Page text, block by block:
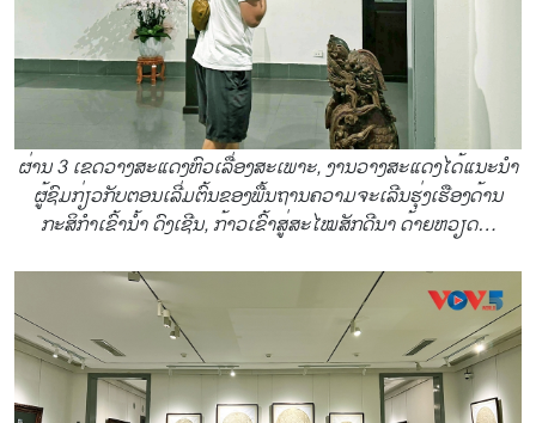
ຜ່ານ 3 ເຂດວາງສະແດງຫົວເລື່ອງສະເພາະ, ງານວາງສະແດງໄດ້ແນະນຳ
ຜູ້ຊົມກ່ຽວກັບຕອນເລີ່ມຕົ້ນຂອງພື້ນຖານຄວາມຈະເລີນຮຸ່ງເຮືອງດ້ານ
ກະສິກຳເຂົ້ານ້ຳ ດົງເຊີນ, ກ້າວເຂົ້າສູ່ສະໄໝສັກດີນາ ດ້າຍຫວຽດ…